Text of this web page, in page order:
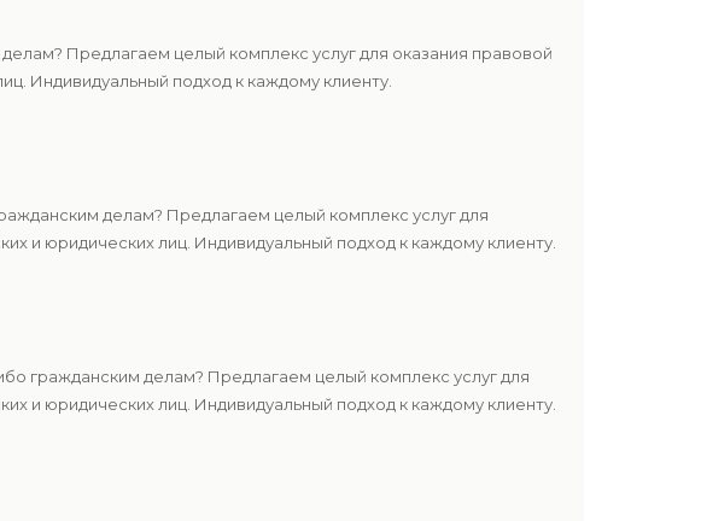
Предлагаем целый комплекс услуг для оказания правовой
Индивидуальный подход к каждому клиенту.
делам? Предлагаем целый комплекс услуг для
и юридических лиц. Индивидуальный подход к каждому клиенту.
гражданским делам? Предлагаем целый комплекс услуг для
и юридических лиц. Индивидуальный подход к каждому клиенту.